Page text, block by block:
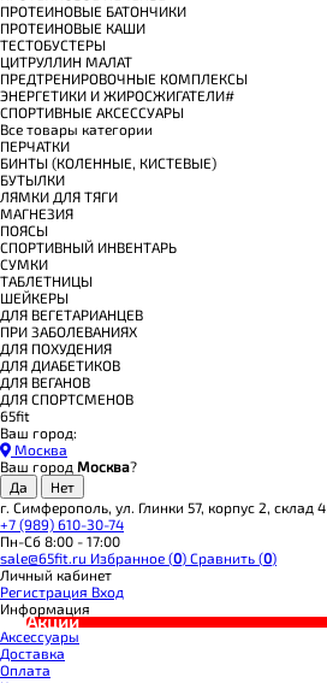
ПРОТЕИНОВЫЕ БАТОНЧИКИ
ПРОТЕИНОВЫЕ КАШИ
ТЕСТОБУСТЕРЫ
ЦИТРУЛЛИН МАЛАТ
ПРЕДТРЕНИРОВОЧНЫЕ КОМПЛЕКСЫ
ЭНЕРГЕТИКИ И ЖИРОСЖИГАТЕЛИ#
СПОРТИВНЫЕ АКСЕССУАРЫ
Все товары категории
ПЕРЧАТКИ
БИНТЫ (КОЛЕННЫЕ, КИСТЕВЫЕ)
БУТЫЛКИ
ЛЯМКИ ДЛЯ ТЯГИ
МАГНЕЗИЯ
ПОЯСЫ
СПОРТИВНЫЙ ИНВЕНТАРЬ
СУМКИ
ТАБЛЕТНИЦЫ
ШЕЙКЕРЫ
ДЛЯ ВЕГЕТАРИАНЦЕВ
ПРИ ЗАБОЛЕВАНИЯХ
ДЛЯ ПОХУДЕНИЯ
ДЛЯ ДИАБЕТИКОВ
ДЛЯ ВЕГАНОВ
ДЛЯ СПОРТСМЕНОВ
65fit
Ваш город:
Москва
Ваш город Москва?
г. Симферополь, ул. Глинки 57, корпус 2, склад 4
+7 (989) 610-30-74
Пн-Сб 8:00 - 17:00
sale@65fit.ru Избранное (0) Сравнить (0)
Личный кабинет
Регистрация Вход
Информация
Акции
Аксессуары
Доставка
Оплата